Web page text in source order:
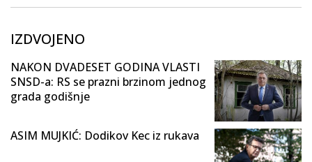
IZDVOJENO
NAKON DVADESET GODINA VLASTI
SNSD-a: RS se prazni brzinom jednog
grada godišnje
ASIM MUJKIĆ: Dodikov Kec iz rukava